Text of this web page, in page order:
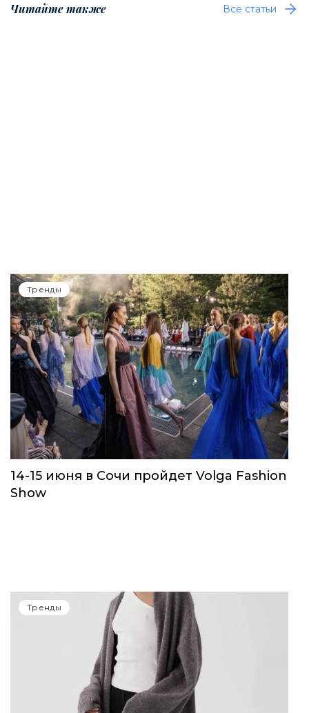
Читайте также Все статьи
Тренды
14-15 июня в Сочи пройдет Volga Fashion
Show
Тренды